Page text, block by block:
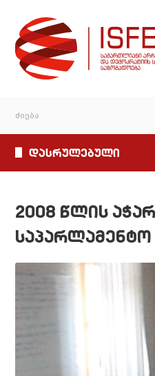
დასრულებული
2008 წლის
საპარლამენტო